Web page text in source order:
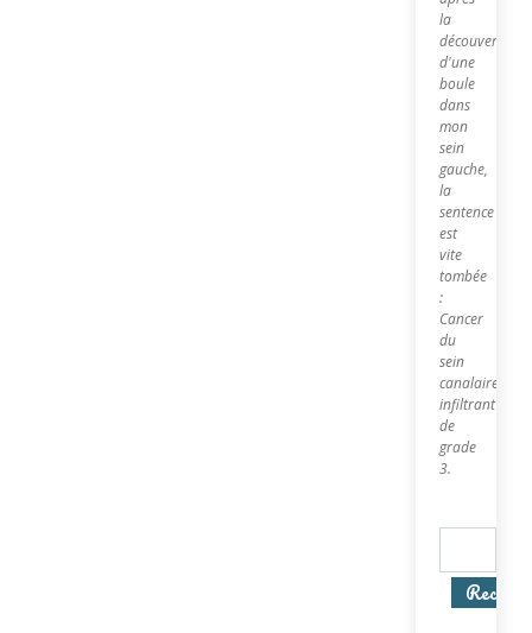
la
découverte
d'une
boule
dans
mon
sein
gauche,
la
sentence
est
vite
tombée
:
Cancer
du
sein
canalaire
infiltrant
de
grade
3.